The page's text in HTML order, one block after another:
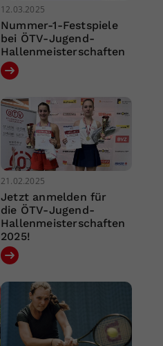
12.03.2025
Nummer-1-Festspiele
bei ÖTV-Jugend-
Hallenmeisterschaften
21.02.2025
Jetzt anmelden für
die ÖTV-Jugend-
Hallenmeisterschaften
2025!